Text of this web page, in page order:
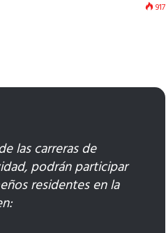
917
las carreras de
podrán participar
residentes en la